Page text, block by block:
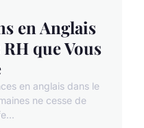
en Anglais
que Vous
en anglais dans le
ne cesse de